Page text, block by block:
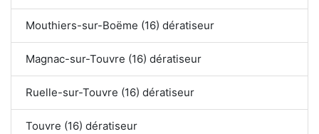
Mouthiers-sur-Boëme (16) dératiseur
Magnac-sur-Touvre (16) dératiseur
Ruelle-sur-Touvre (16) dératiseur
Touvre (16) dératiseur